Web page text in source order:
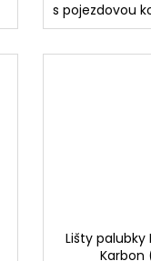
s pojezdovou
Lišty palubky
Karbon